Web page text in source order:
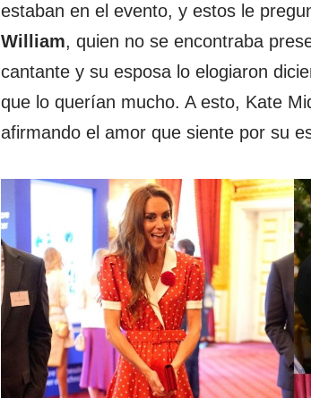
estaban en el evento, y estos le
William, quien no se encontraba
cantante y su esposa lo elogiaron
que lo querían mucho. A esto, Kate
afirmando el amor que siente por su